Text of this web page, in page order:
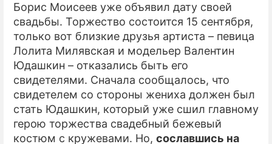
ЭКОНОМИКА
ПРОИСШЕСТВИЯ
СОННИК
СТИЛЬ ЖИЗНИ
СЕРИАЛЫ
ИГРЫ
Борис Моисеев уже объявил дату своей
свадьбы. Торжество состоится 15 сентября,
только вот близкие друзья артиста – певица
Лолита Милявская и модельер Валентин
Юдашкин – отказались быть его
свидетелями. Сначала сообщалось, что
свидетелем со стороны жениха должен был
стать Юдашкин, который уже cшил главному
герою торжества свадебный бежевый
костюм с кружевами. Но, сославшись на